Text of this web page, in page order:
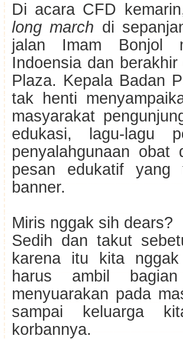
Di acara CFD
long march di
jalan Imam Bonjol
Indoensia dan
Plaza. Kepala Badan
tak henti
masyarakat
edukasi, lagu-lagu
penyalahgunaan obat
pesan edukatif yang
banner.
Miris nggak sih dears?
Sedih dan takut
karena itu kita
harus ambil
menyuarakan pada
sampai keluarga
korbannya.